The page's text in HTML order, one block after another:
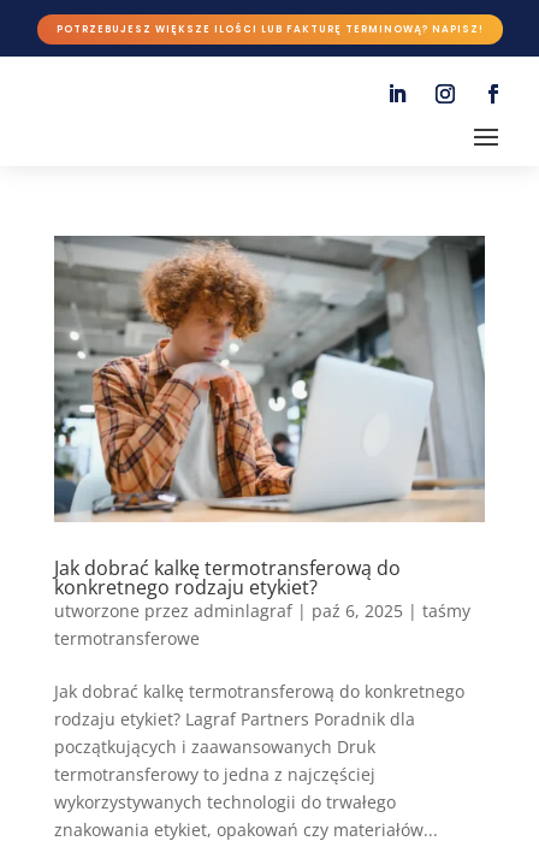
POTRZEBUJESZ WIĘKSZE ILOŚCI LUB FAKTURĘ TERMINOWĄ? NAPISZ!
Jak dobrać kalkę termotransferową do
konkretnego rodzaju etykiet?
utworzone przez adminlagraf| paź 6, 2025| taśmy
termotransferowe
Jak dobrać kalkę termotransferową do konkretnego
rodzaju etykiet? Lagraf Partners Poradnik dla
początkujących i zaawansowanych Druk
termotransferowy to jedna z najczęściej
wykorzystywanych technologii do trwałego
znakowania etykiet, opakowań czy materiałów...